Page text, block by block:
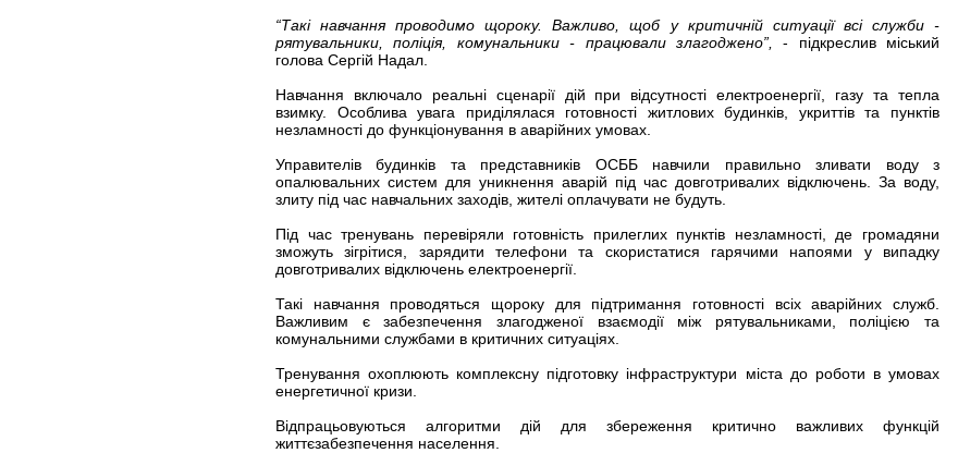
“Такі навчання проводимо щороку. Важливо, щоб у критичній ситуації всі служби -
рятувальники, поліція, комунальники - працювали злагоджено”,
- підкреслив міський
голова Сергій Надал.
Навчання включало реальні сценарії дій при відсутності електроенергії, газу та тепла
взимку. Особлива увага приділялася готовності житлових будинків, укриттів та пунктів
незламності до функціонування в аварійних умовах.
Управителів будинків та представників ОСББ навчили правильно зливати воду з
опалювальних систем для уникнення аварій під час довготривалих відключень. За воду,
злиту під час навчальних заходів, жителі оплачувати не будуть.
Під час тренувань перевіряли готовність прилеглих пунктів незламності, де громадяни
зможуть зігрітися, зарядити телефони та скористатися гарячими напоями у випадку
довготривалих відключень електроенергії.
Такі навчання проводяться щороку для підтримання готовності всіх аварійних служб.
Важливим є забезпечення злагодженої взаємодії між рятувальниками, поліцією та
комунальними службами в критичних ситуаціях.
Тренування охоплюють комплексну підготовку інфраструктури міста до роботи в умовах
енергетичної кризи.
Відпрацьовуються алгоритми дій для збереження критично важливих функцій
життєзабезпечення населення.